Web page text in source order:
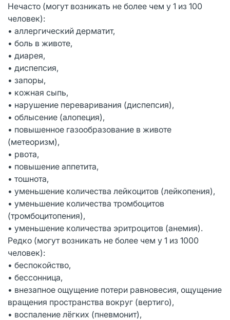
Нечасто (могут возникать не более чем у 1 из 100
человек):
• аллергический дерматит,
• боль в животе,
• диарея,
• диспепсия,
• запоры,
• кожная сыпь,
• нарушение переваривания (диспепсия),
• облысение (алопеция),
• повышенное газообразование в животе
(метеоризм),
• рвота,
• повышение аппетита,
• тошнота,
• уменьшение количества лейкоцитов (лейкопения),
• уменьшение количества тромбоцитов
(тромбоцитопения),
• уменьшение количества эритроцитов (анемия).
Редко (могут возникать не более чем у 1 из 1000
человек):
• беспокойство,
• бессонница,
• внезапное ощущение потери равновесия, ощущение
вращения пространства вокруг (вертиго),
• воспаление лёгких (пневмонит),